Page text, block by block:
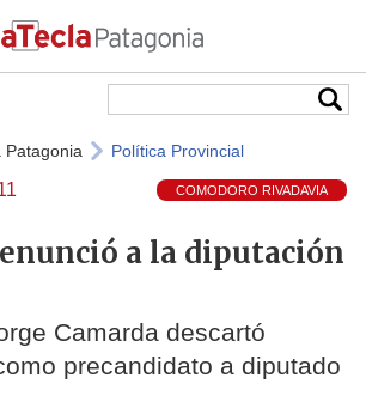
Patagonia Política Provincial
COMODORO RIVADAVIA
a la diputación
Camarda descartó
precandidato a diputado